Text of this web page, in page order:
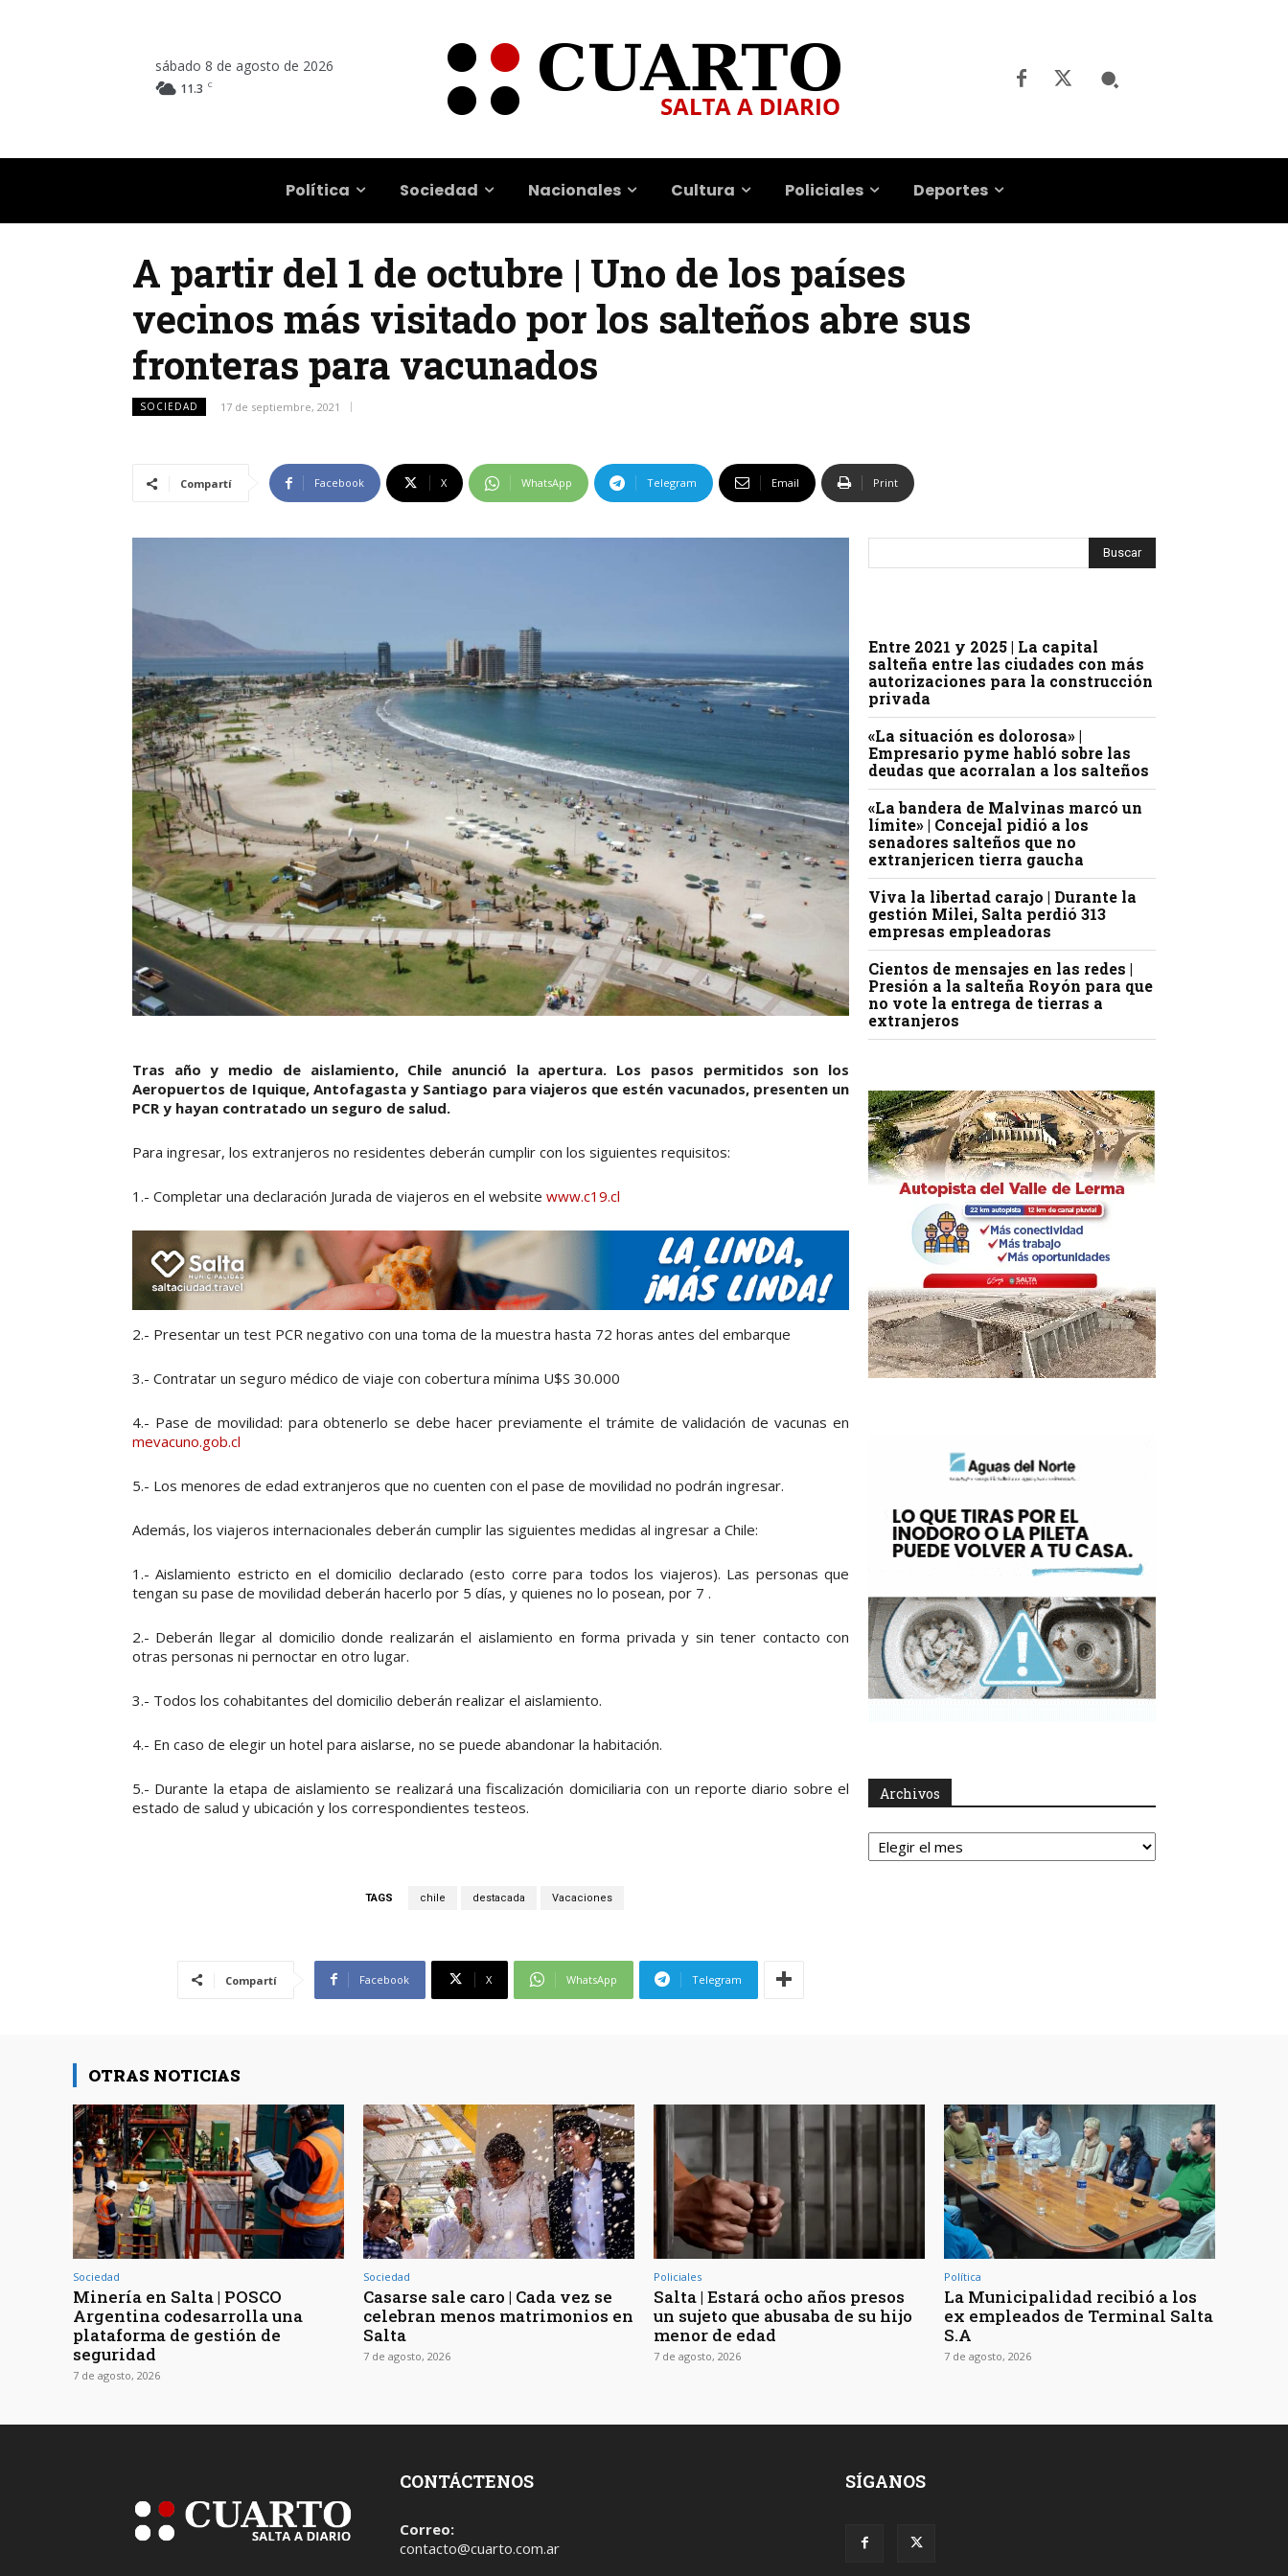
sábado 8 de agosto de 2026
11.3 C
Política Sociedad Nacionales Cultura Policiales Deportes
A partir del 1 de octubre | Uno de los países
vecinos más visitado por los salteños abre sus
fronteras para vacunados
SOCIEDAD 17 de septiembre, 2021
Compartí Facebook X WhatsApp Telegram Email Print
Tras año y medio de aislamiento, Chile anunció la apertura. Los pasos permitidos son los
Aeropuertos de Iquique, Antofagasta y Santiago para viajeros que estén vacunados, presenten un
PCR y hayan contratado un seguro de salud.
Para ingresar, los extranjeros no residentes deberán cumplir con los siguientes requisitos:
1.- Completar una declaración Jurada de viajeros en el website www.c19.cl
2.- Presentar un test PCR negativo con una toma de la muestra hasta 72 horas antes del embarque
3.- Contratar un seguro médico de viaje con cobertura mínima U$S 30.000
4.- Pase de movilidad: para obtenerlo se debe hacer previamente el trámite de validación de vacunas en
mevacuno.gob.cl
5.- Los menores de edad extranjeros que no cuenten con el pase de movilidad no podrán ingresar.
Además, los viajeros internacionales deberán cumplir las siguientes medidas al ingresar a Chile:
1.- Aislamiento estricto en el domicilio declarado (esto corre para todos los viajeros). Las personas que
tengan su pase de movilidad deberán hacerlo por 5 días, y quienes no lo posean, por 7 .
2.- Deberán llegar al domicilio donde realizarán el aislamiento en forma privada y sin tener contacto con
otras personas ni pernoctar en otro lugar.
3.- Todos los cohabitantes del domicilio deberán realizar el aislamiento.
4.- En caso de elegir un hotel para aislarse, no se puede abandonar la habitación.
5.- Durante la etapa de aislamiento se realizará una fiscalización domiciliaria con un reporte diario sobre el
estado de salud y ubicación y los correspondientes testeos.
TAGS chile destacada Vacaciones
Compartí Facebook X WhatsApp Telegram
Entre 2021 y 2025 | La capital
salteña entre las ciudades con más
autorizaciones para la construcción
privada
«La situación es dolorosa» |
Empresario pyme habló sobre las
deudas que acorralan a los salteños
«La bandera de Malvinas marcó un
límite» | Concejal pidió a los
senadores salteños que no
extranjericen tierra gaucha
Viva la libertad carajo | Durante la
gestión Milei, Salta perdió 313
empresas empleadoras
Cientos de mensajes en las redes |
Presión a la salteña Royón para que
no vote la entrega de tierras a
extranjeros
Archivos
Archivos
OTRAS NOTICIAS
Sociedad
Minería en Salta | POSCO
Argentina codesarrolla una
plataforma de gestión de
seguridad
7 de agosto, 2026
Sociedad
Casarse sale caro | Cada vez se
celebran menos matrimonios en
Salta
7 de agosto, 2026
Policiales
Salta | Estará ocho años presos
un sujeto que abusaba de su hijo
menor de edad
7 de agosto, 2026
Política
La Municipalidad recibió a los
ex empleados de Terminal Salta
S.A
7 de agosto, 2026
CONTÁCTENOS
Correo:
contacto@cuarto.com.ar
SÍGANOS